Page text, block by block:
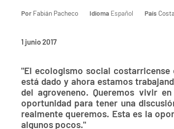
Por Fabián Pacheco Idioma Español País
1 junio 2017
"El ecologismo social
está dado y ahora estamos
del agroveneno. Queremos vivir
oportunidad para tener una
realmente queremos. Esta es la
algunos pocos."